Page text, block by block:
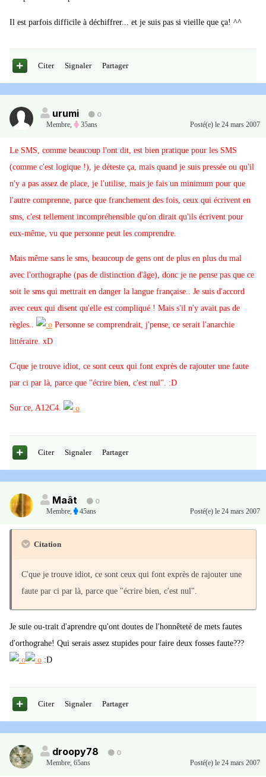
Il est parfois difficile à déchiffrer... et je suis pas si vieille que ça! ^^
Citer Signaler Partager
urumi
0
Membre
35ans Posté(e) le 24 mars 2007
Le SMS, comme beaucoup l'ont dit, est bien pratique pour les SMS
(comme c'est logique !), je déteste ça, mais quand je suis pressée ou qu'il
n'y a pas assez de place, je l'utilise, mais je fais un minimum pour que
l'autre comprenne, parce que franchement des fois, ceux qui écrivent en
sms, c'est tellement incompréhensible qu'on dirait qu'ils écrivent pour
eux-même, vu que personne peut les comprendre.
Mais même sans le sms, beaucoup de gens ont de plus en plus du mal
avec l'orthographe (pas de distinction d'âge), donc je ne pense pas que ce
soit le sms qui mettrait en danger la langue française.. Je suis d'accord
avec ceux qui disent qu'elle est compliqué ! Mais s'il n'y avait pas de
règles..
Personne se comprendrait, j'pense, ce serait l'anarchie
littéraire. xD
C'que je trouve idiot, ce sont ceux qui font exprès de rajouter une faute
par ci par là, parce que "écrire bien, c'est nul". :D
Sur ce, A12C4.
Citer Signaler Partager
Maât
0
Membre
45ans Posté(e) le 24 mars 2007
Citation
C'que je trouve idiot, ce sont ceux qui font exprès de rajouter une
faute par ci par là, parce que "écrire bien, c'est nul".
Je suie ou-trait d'aprendre qu'ont doutes de l'honnêteté de mets fautes
d'orthograhe! Qui serais assez stupides pour faire deux fosses faute???
:D
Citer Signaler Partager
droopy78
0
Membre 65ans Posté(e) le 24 mars 2007